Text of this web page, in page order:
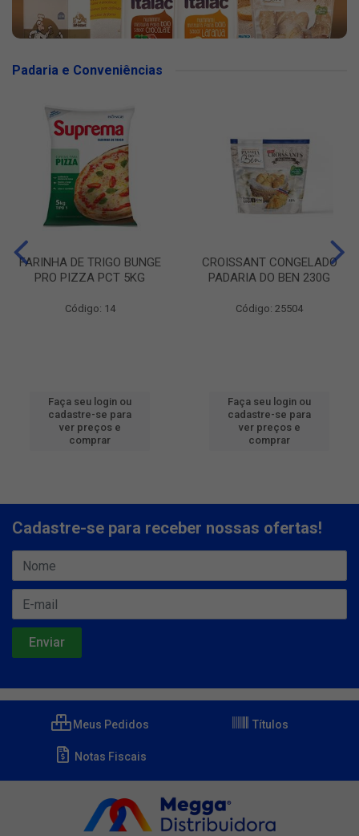
Padaria e Conveniências
FARINHA DE TRIGO BUNGE
PRO PIZZA PCT 5KG
Código: 14
Faça seu login ou
cadastre-se para
ver preços e
comprar
CROISSANT CONGELADO
PADARIA DO BEN 230G
Código: 25504
Faça seu login ou
cadastre-se para
ver preços e
comprar
Cadastre-se para receber nossas ofertas!
Meus Pedidos Títulos
Notas Fiscais